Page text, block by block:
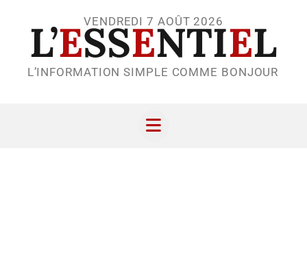
VENDREDI 7 AOÛT 2026
L’ESSENTIEL
L’INFORMATION SIMPLE COMME BONJOUR